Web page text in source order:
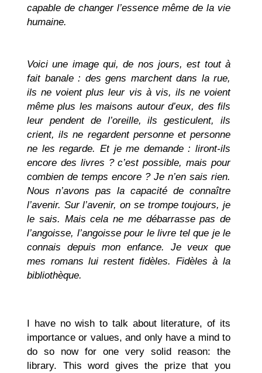
capable de changer l’essence même de la vie
humaine.
Voici une image qui, de nos jours, est tout à
fait banale : des gens marchent dans la rue,
ils ne voient plus leur vis à vis, ils ne voient
même plus les maisons autour d’eux, des fils
leur pendent de l’oreille, ils gesticulent, ils
crient, ils ne regardent personne et personne
ne les regarde. Et je me demande : liront-ils
encore des livres ? c’est possible, mais pour
combien de temps encore ? Je n’en sais rien.
Nous n’avons pas la capacité de connaître
l’avenir. Sur l’avenir, on se trompe toujours, je
le sais. Mais cela ne me débarrasse pas de
l’angoisse, l’angoisse pour le livre tel que je le
connais depuis mon enfance. Je veux que
mes romans lui restent fidèles. Fidèles à la
bibliothèque.
I have no wish to talk about literature, of its
importance or values, and only have a mind to
do so now for one very solid reason: the
library. This word gives the prize that you